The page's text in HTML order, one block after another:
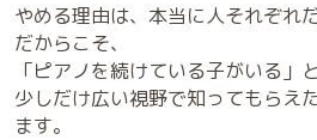
やめる理由は、本当に人それぞれ
だからこそ、
「ピアノを続けている子がいる」
少しだけ広い視野で知ってもらえ
ます。